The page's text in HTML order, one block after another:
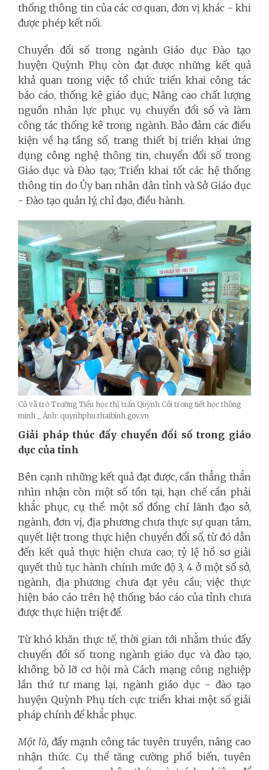
thống thông tin của các cơ quan, đơn vị khác - khi
được phép kết nối.
Chuyển đổi số trong ngành Giáo dục Đào tạo
huyện Quỳnh Phụ còn đạt được những kết quả
khả quan trong việc tổ chức triển khai công tác
báo cáo, thống kê giáo dục; Nâng cao chất lượng
nguồn nhân lực phục vụ chuyển đổi số và làm
công tác thống kê trong ngành. Bảo đảm các điều
kiện về hạ tầng số, trang thiết bị triển khai ứng
dụng công nghệ thông tin, chuyển đổi số trong
Giáo dục và Đào tạo; Triển khai tốt các hệ thống
thông tin do Ủy ban nhân dân tỉnh và Sở Giáo dục
- Đào tạo quản lý, chỉ đạo, điều hành.
Cô và trò Trường Tiểu học thị trấn Quỳnh Côi trong tiết học thông
minh _ Ảnh: quynhphu.thaibinh.gov.vn
Giải pháp thúc đẩy chuyển đổi số trong giáo
dục của tỉnh
Bên cạnh những kết quả đạt được, cần thẳng thắn
nhìn nhận còn một số tồn tại, hạn chế cần phải
khắc phục, cụ thể: một số đồng chí lãnh đạo sở,
ngành, đơn vị, địa phương chưa thực sự quan tâm,
quyết liệt trong thực hiện chuyển đổi số, từ đó dẫn
đến kết quả thực hiện chưa cao; tỷ lệ hồ sơ giải
quyết thủ tục hành chính mức độ 3, 4 ở một số sở,
ngành, địa phương chưa đạt yêu cầu; việc thực
hiện báo cáo trên hệ thống báo cáo của tỉnh chưa
được thực hiện triệt để.
Từ khó khăn thực tế, thời gian tới nhằm thúc đẩy
chuyển đổi số trong ngành giáo dục và đào tạo,
không bỏ lỡ cơ hội mà Cách mạng công nghiệp
lần thứ tư mang lại, ngành giáo dục - đào tạo
huyện Quỳnh Phụ tích cực triển khai một số giải
pháp chính để khắc phục.
Một là, đẩy mạnh công tác tuyên truyền, nâng cao
nhận thức. Cụ thể tăng cường phổ biến, tuyên